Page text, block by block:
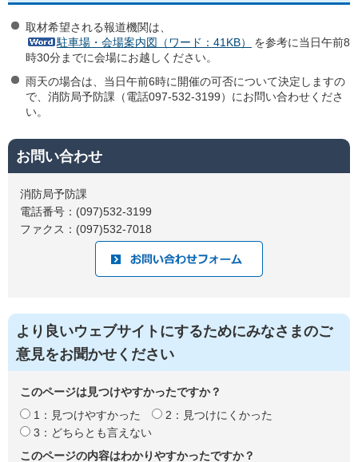
取材希望される報道機関は、
駐車場・会場案内図（ワード：41KB）
を参考に当日午前8
時30分までに会場にお越しください。
雨天の場合は、当日午前6時に開催の可否について決定しますの
で、消防局予防課（電話097-532-3199）にお問い合わせくださ
い。
お問い合わせ
消防局予防課
電話番号：(097)532-3199
ファクス：(097)532-7018
より良いウェブサイトにするためにみなさまのご
意見をお聞かせください
このページは見つけやすかったですか？
1：見つけやすかった
2：見つけにくかった
3：どちらとも言えない
このページの内容はわかりやすかったですか？